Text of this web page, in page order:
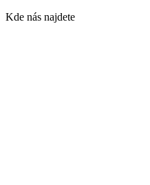
Kde nás najdete